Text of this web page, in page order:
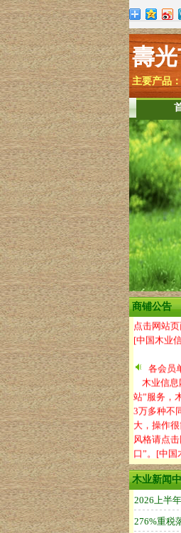
壽
主要产品
商铺公告
各会员
这里是你
的公告栏
最新到货
告、重要
制在250字
点击网站
[中国木业
各会员
木业信息
站”服务，
3万多种不
大，操作
风格请点
口”。[中国
木业新闻